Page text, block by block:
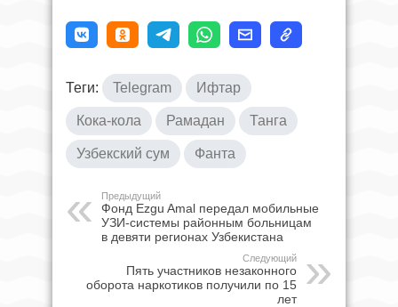
Теги: Telegram Ифтар
Кока-кола Рамадан Танга
Узбекский сум Фанта
Предыдущий
Фонд Ezgu Amal передал мобильные
УЗИ-системы районным больницам
в девяти регионах Узбекистана
Следующий
Пять участников незаконного
оборота наркотиков получили по 15
лет